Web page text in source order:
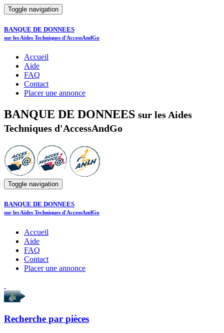
Toggle navigation
BANQUE DE DONNEES
sur les Aides Techniques d'AccessAndGo
Accueil
Aide
FAQ
Contact
Placer une annonce
BANQUE DE DONNEES sur les Aides
Techniques d'AccessAndGo
Toggle navigation
BANQUE DE DONNEES
sur les Aides Techniques d'AccessAndGo
Accueil
Aide
FAQ
Contact
Placer une annonce
Recherche par pièces